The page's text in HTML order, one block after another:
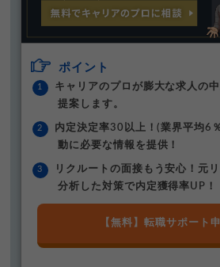
ポイント
キャリアのプロが膨大な求人の
提案します。
内定決定率30以上！(業界平均6
動に必要な情報を提供！
リクルートの面接もう安心！元
分析した対策で内定獲得率UP！
【無料】転職サポート